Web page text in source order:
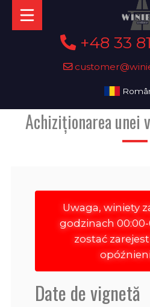
+48 33
Achiziționarea unei
Uwaga, winiety
godzinach
zostać
Date de vignetă